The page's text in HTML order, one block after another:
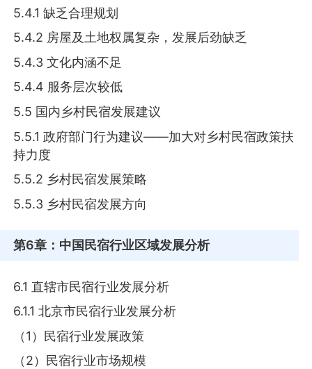
5.4.1 缺乏合理规划
5.4.2 房屋及土地权属复杂，发展后劲缺乏
5.4.3 文化内涵不足
5.4.4 服务层次较低
5.5 国内乡村民宿发展建议
5.5.1 政府部门行为建议——加大对乡村民宿政策扶
持力度
5.5.2 乡村民宿发展策略
5.5.3 乡村民宿发展方向
第6章 ：中国民宿行业区域发展分析
6.1 直辖市民宿行业发展分析
6.1.1 北京市民宿行业发展分析
（1）民宿行业发展政策
（2）民宿行业市场规模